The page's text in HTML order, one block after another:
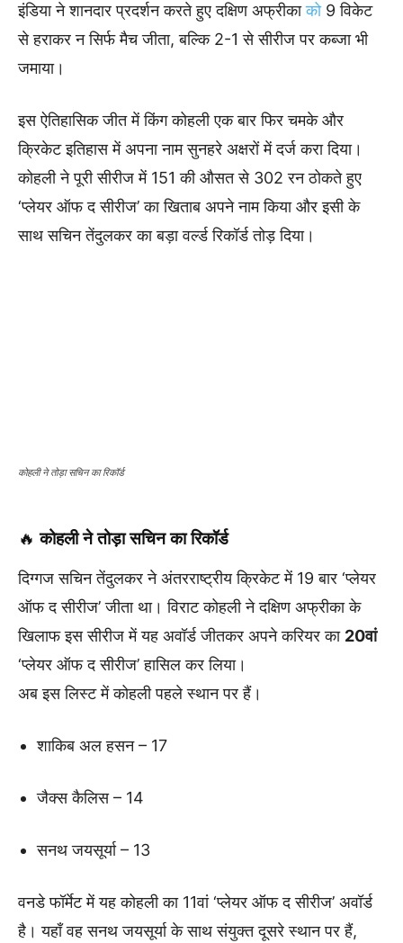
इंडिया ने शानदार प्रदर्शन करते हुए दक्षिण अफ्रीकाको9 विकेट
से हराकर न सिर्फ मैच जीता, बल्कि 2-1 से सीरीज पर कब्जा भी
जमाया।
इस ऐतिहासिक जीत में किंग कोहली एक बार फिर चमके और
क्रिकेट इतिहास में अपना नाम सुनहरे अक्षरों में दर्ज करा दिया।
कोहली ने पूरी सीरीज में 151 की औसत से 302 रन ठोकते हुए
‘प्लेयर ऑफ द सीरीज’ का खिताब अपने नाम किया और इसी के
साथ सचिन तेंदुलकर का बड़ा वर्ल्ड रिकॉर्ड तोड़ दिया।
कोहली ने तोड़ा सचिन का रिकॉर्ड
🔥कोहली ने तोड़ा सचिन का रिकॉर्ड
दिग्गज सचिन तेंदुलकर ने अंतरराष्ट्रीय क्रिकेट में 19 बार ‘प्लेयर
ऑफ द सीरीज’ जीता था। विराट कोहली ने दक्षिण अफ्रीका के
खिलाफ इस सीरीज में यह अवॉर्ड जीतकर अपने करियर का 20वां
‘प्लेयर ऑफ द सीरीज’ हासिल कर लिया।
अब इस लिस्ट में कोहली पहले स्थान पर हैं।
शाकिब अल हसन – 17
जैक्स कैलिस – 14
सनथ जयसूर्या – 13
वनडे फॉर्मेट में यह कोहली का 11वां ‘प्लेयर ऑफ द सीरीज’ अवॉर्ड
है। यहाँ वह सनथ जयसूर्या के साथ संयुक्त दूसरे स्थान पर हैं,